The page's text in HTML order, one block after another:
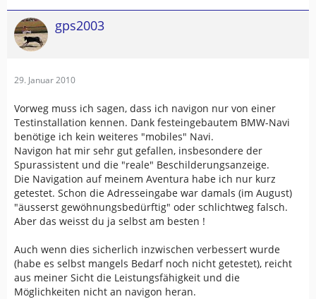
gps2003
29. Januar 2010
Vorweg muss ich sagen, dass ich navigon nur von einer
Testinstallation kennen. Dank festeingebautem BMW-Navi
benötige ich kein weiteres "mobiles" Navi.
Navigon hat mir sehr gut gefallen, insbesondere der
Spurassistent und die "reale" Beschilderungsanzeige.
Die Navigation auf meinem Aventura habe ich nur kurz
getestet. Schon die Adresseingabe war damals (im August)
"äusserst gewöhnungsbedürftig" oder schlichtweg falsch.
Aber das weisst du ja selbst am besten !
Auch wenn dies sicherlich inzwischen verbessert wurde
(habe es selbst mangels Bedarf noch nicht getestet), reicht
aus meiner Sicht die Leistungsfähigkeit und die
Möglichkeiten nicht an navigon heran.